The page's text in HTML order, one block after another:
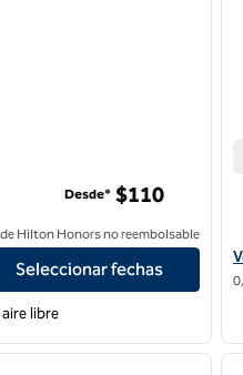
Buena Park
Desde* $110
Hilton Honors no reembolsable
Seleccionar fechas
libre
1